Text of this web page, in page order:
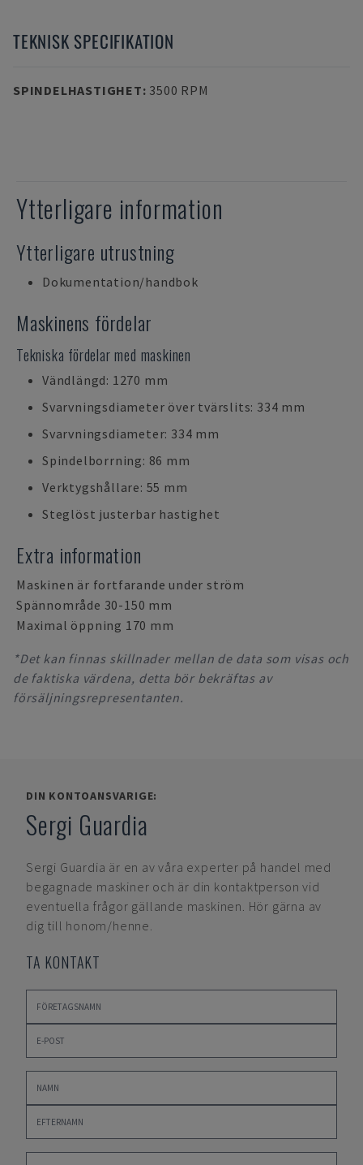
TEKNISK SPECIFIKATION
SPINDELHASTIGHET: 3500 RPM
Ytterligare information
Ytterligare utrustning
Dokumentation/handbok
Maskinens fördelar
Tekniska fördelar med maskinen
Vändlängd: 1270 mm
Svarvningsdiameter över tvärslits: 334 mm
Svarvningsdiameter: 334 mm
Spindelborrning: 86 mm
Verktygshållare: 55 mm
Steglöst justerbar hastighet
Extra information
Maskinen är fortfarande under ström
Spännområde 30-150 mm
Maximal öppning 170 mm
*Det kan finnas skillnader mellan de data som visas och
de faktiska värdena, detta bör bekräftas av
försäljningsrepresentanten.
DIN KONTOANSVARIGE:
Sergi Guardia
Sergi Guardia är en av våra experter på handel med
begagnade maskiner och är din kontaktperson vid
eventuella frågor gällande maskinen. Hör gärna av
dig till honom/henne.
TA KONTAKT